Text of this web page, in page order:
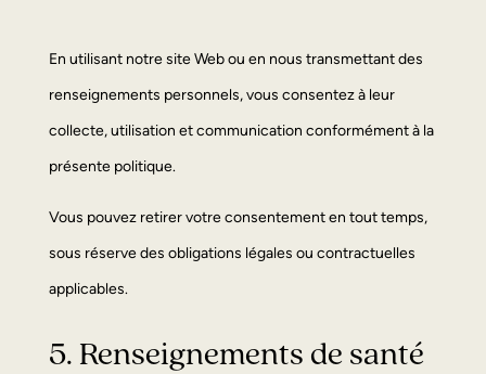
En utilisant notre site Web ou en nous transmettant des
renseignements personnels, vous consentez à leur
collecte, utilisation et communication conformément à la
présente politique.
Vous pouvez retirer votre consentement en tout temps,
sous réserve des obligations légales ou contractuelles
applicables.
5. Renseignements de santé